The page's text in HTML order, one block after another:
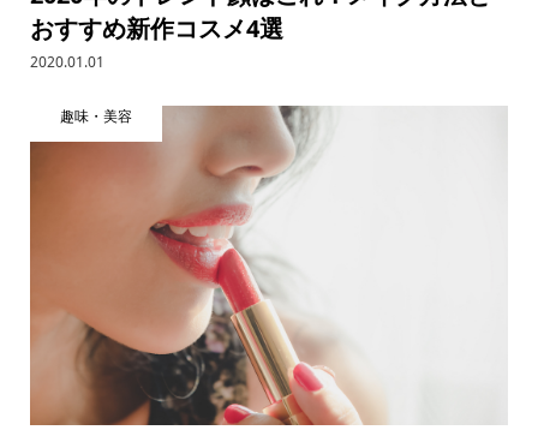
おすすめ新作コスメ4選
2020.01.01
趣味・美容